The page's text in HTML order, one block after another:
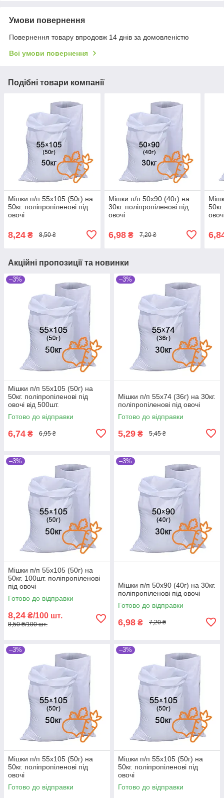
Умови повернення
Повернення товару впродовж 14 днів за домовленістю
Всі умови повернення
Подібні товари компанії
Мішки п/п 55x105 (50г) на
50кг. поліпропіленові під
овочі
8,24 ₴ 8,50 ₴
Мішки п/п 50x90 (40г) на
30кг. поліпропіленові під
овочі
6,98₴ 7,20 ₴
Акційні пропозиції та новинки
–3%
Мішки п/п 55x105 (50г) на
50кг. поліпропіленові під
овочі від 500шт.
Готово до відправки
6,74 ₴ 6,95 ₴
–3%
Мішки п/п 55x74 (36г) на 30кг.
поліпропіленові під овочі
Готово до відправки
5,29 ₴ 5,45 ₴
–3%
Мішки п/п 55x105 (50г) на
50кг. 100шт. поліпропіленові
під овочі
Готово до відправки
8,24 ₴/100 шт.
8,50 ₴/100 шт.
–3%
Мішки п/п 50x90 (40г) на 30кг.
поліпропіленові під овочі
Готово до відправки
6,98 ₴ 7,20 ₴
–3%
Мішки п/п 55x105 (50г) на
50кг. поліпропіленові під
овочі
Готово до відправки
–3%
Мішки п/п 55x105 (50г) на
50кг. поліпропіленові під
овочі
Готово до відправки